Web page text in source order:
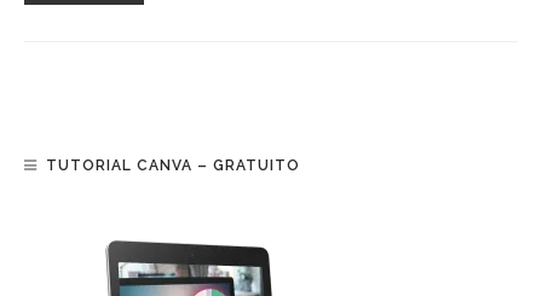
TUTORIAL CANVA – GRATUITO